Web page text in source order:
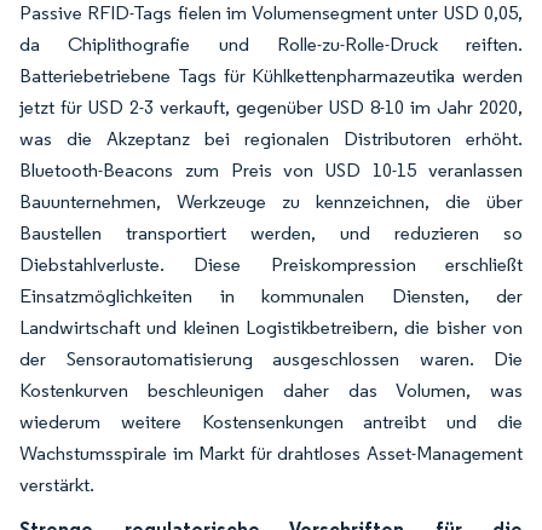
Passive RFID-Tags fielen im Volumensegment unter USD 0,05,
da Chiplithografie und Rolle-zu-Rolle-Druck reiften.
Batteriebetriebene Tags für Kühlkettenpharmazeutika werden
jetzt für USD 2-3 verkauft, gegenüber USD 8-10 im Jahr 2020,
was die Akzeptanz bei regionalen Distributoren erhöht.
Bluetooth-Beacons zum Preis von USD 10-15 veranlassen
Bauunternehmen, Werkzeuge zu kennzeichnen, die über
Baustellen transportiert werden, und reduzieren so
Diebstahlverluste. Diese Preiskompression erschließt
Einsatzmöglichkeiten in kommunalen Diensten, der
Landwirtschaft und kleinen Logistikbetreibern, die bisher von
der Sensorautomatisierung ausgeschlossen waren. Die
Kostenkurven beschleunigen daher das Volumen, was
wiederum weitere Kostensenkungen antreibt und die
Wachstumsspirale im Markt für drahtloses Asset-Management
verstärkt.